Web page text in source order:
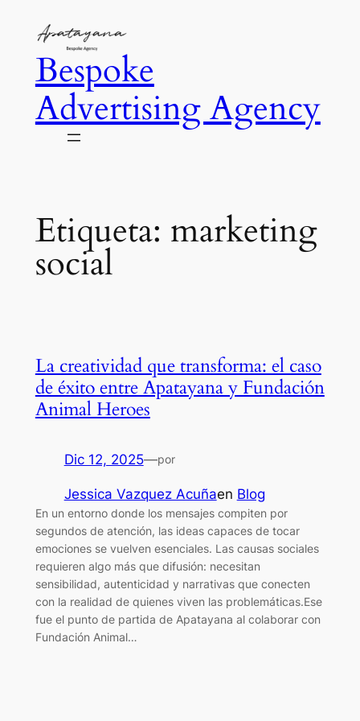
contenido
Bespoke
Advertising Agency
Etiqueta: marketing
social
La creatividad que transforma: el caso
de éxito entre Apatayana y Fundación
Animal Heroes
Dic 12, 2025—por
Jessica Vazquez Acuñaen Blog
En un entorno donde los mensajes compiten por
segundos de atención, las ideas capaces de tocar
emociones se vuelven esenciales. Las causas sociales
requieren algo más que difusión: necesitan
sensibilidad, autenticidad y narrativas que conecten
con la realidad de quienes viven las problemáticas.Ese
fue el punto de partida de Apatayana al colaborar con
Fundación Animal…